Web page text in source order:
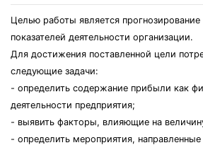
Целью работы является
показателей деятельности организации.
Для достижения поставленной цели
следующие задачи:
- определить содержание прибыли как
деятельности предприятия;
- выявить факторы, влияющие на
- определить мероприятия,